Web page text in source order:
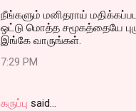
நீங்களும் மனிதராய்
ஒட்டு மொத்த சமூகத்தையே
இங்கே வாருங்கள்.
7:29 PM
கருப்பு said…